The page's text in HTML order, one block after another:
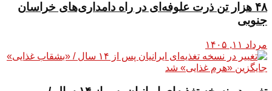
۴۸ هزار تن ذرت علوفه‌ای در راه دامداری‌های خراسان
جنوبی
مرداد ۱۱, ۱۴۰۵